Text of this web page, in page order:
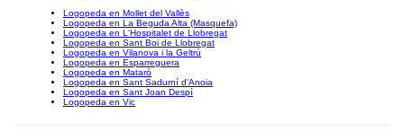
Logopeda en Mollet del Vallès
Logopeda en La Beguda Alta (Masquefa)
Logopeda en L'Hospitalet de Llobregat
Logopeda en Sant Boi de Llobregat
Logopeda en Vilanova i la Geltrú
Logopeda en Esparreguera
Logopeda en Mataró
Logopeda en Sant Sadurní d'Anoia
Logopeda en Sant Joan Despí
Logopeda en Vic